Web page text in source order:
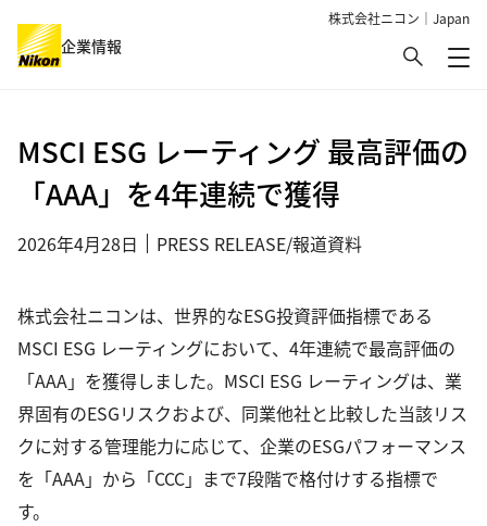
株式会社ニコン｜Japan
企業情報 検索
メ
MSCI ESG レーティング 最高評価の
「AAA」を4年連続で獲得
2026年4月28日 PRESS RELEASE/報道資料
株式会社ニコンは、世界的なESG投資評価指標である
MSCI ESG レーティングにおいて、4年連続で最高評価の
「AAA」を獲得しました。MSCI ESG レーティングは、業
界固有のESGリスクおよび、同業他社と比較した当該リス
クに対する管理能力に応じて、企業のESGパフォーマンス
を「AAA」から「CCC」まで7段階で格付けする指標で
す。